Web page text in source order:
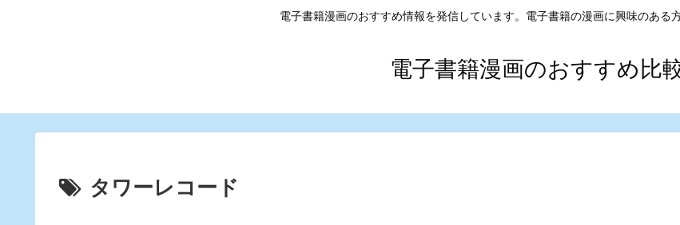
電子書籍漫画のおすすめ情報を発信しています。電子書籍の漫画に興味のある
電子書籍漫画のおすすめ比
タワーレコード